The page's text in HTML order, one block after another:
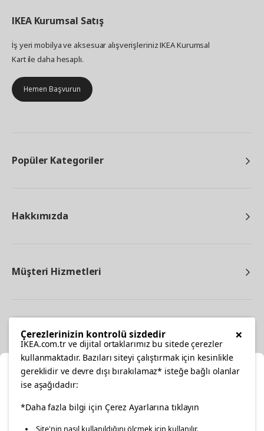
IKEA Kurumsal Satış
İş yeri mobilya ve aksesuar alışverişleriniz IKEA Kurumsal
Kart ile daha hesaplı.
Hemen Başvurun
Popüler Kategoriler
Hakkımızda
Müşteri Hizmetleri
facebooktwitterinstagrampinterestyoutube
Konumunuzu Seçin
×
Çerezlerinizin kontrolü sizdedir
IKEA.com.tr ve dijital ortaklarımız bu sitede çerezler
kullanmaktadır. Bazıları siteyi çalıştırmak için kesinlikle
gereklidir ve devre dışı bırakılamaz* isteğe bağlı olanlar
ise aşağıdadır:
*Daha fazla bilgi için Çerez Ayarlarına tıklayın
Site'nin nasıl kullanıldığını ölçmek için kullanılır.